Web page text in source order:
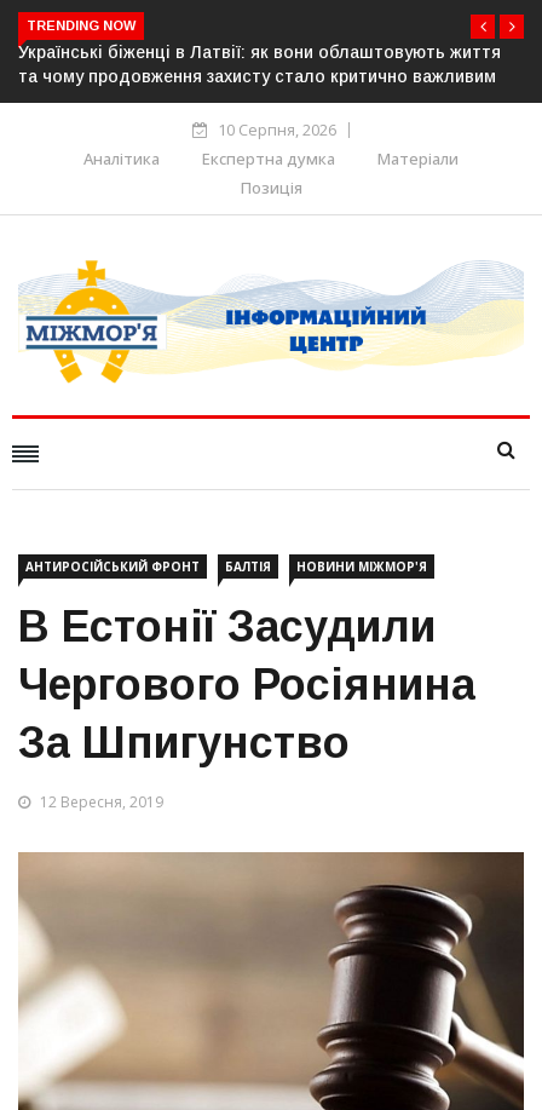
TRENDING NOW
життя
важливим
У понад 25 містах Польщі відбудуться акції
українців: виступлять проти агресії та
10 Серпня, 2026
Аналітика
Експертна думка
Матеріали
Позиція
АНТИРОСІЙСЬКИЙ ФРОНТ БАЛТІЯ НОВИНИ МІЖМОР'Я
В Естонії Засудили
Чергового Росіянина
За Шпигунство
12 Вересня, 2019